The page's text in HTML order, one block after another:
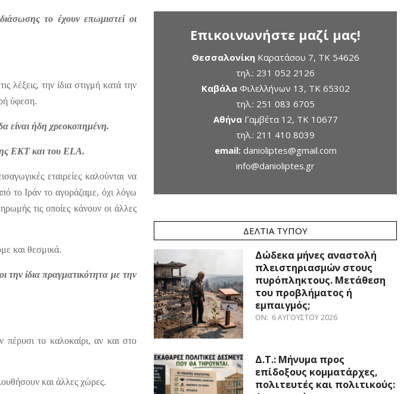
το έχουν επωμιστεί οι
λέξεις, την ίδια στιγμή κατά την
ύφεση.
είναι ήδη χρεοκοπημένη.
ΕΚΤ και του ELA.
εταιρείες καλούνται να
το Ιράν το αγοράζαμε, όχι λόγω
τις οποίες κάνουν οι άλλες
και θεσμικά.
την ίδια πραγματικότητα με την
το καλοκαίρι, αν και στο
και άλλες χώρες.
Επικοινωνήστε μαζί μας!
ΘεσσαλονίκηΚαρατάσου 7, TK 54626
τηλ.: 231 052 2126
ΚαβάλαΦιλελλήνων 13, ΤΚ 65302
τηλ.: 251 083 6705
ΑθήναΓαμβέτα 12, ΤΚ 10677
τηλ.: 211 410 8039
email: danioliptes@gmail.com
info@danioliptes.gr
ΔΕΛΤΊΑ ΤΎΠΟΥ
Δώδεκα μήνες αναστολή
πλειστηριασμών στους
πυρόπληκτους. Μετάθεση
του προβλήματος ή
εμπαιγμός;
ON: 6 ΑΥΓΟΎΣΤΟΥ 2026
Δ.Τ.: Μήνυμα προς
επίδοξους κομματάρχες,
πολιτευτές και πολιτικούς: